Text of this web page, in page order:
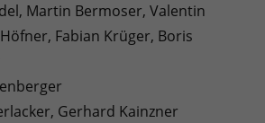
Martin Bermoser, Valentin
Fabian Krüger, Boris
Gerhard Kainzner